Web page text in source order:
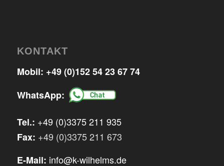
KONTAKT
+49 (0)152 54 23 67 74
Tel.: +49 (0)3375 211 935
Fax: